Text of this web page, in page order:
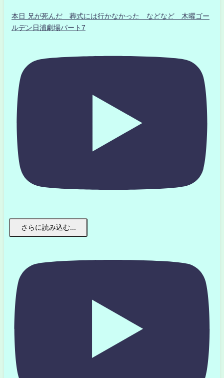
本日 兄が死んだ 葬式には行かなかった などなど 木曜ゴー
ルデン日浦劇場パート7
さらに読み込む...